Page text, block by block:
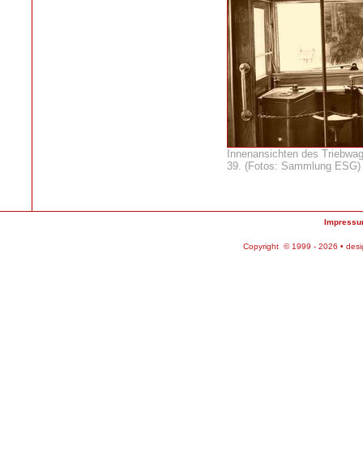
Innenansichten des
39. (Fotos: Sammlung ESG)
Copyright © 1999 - 2026 •